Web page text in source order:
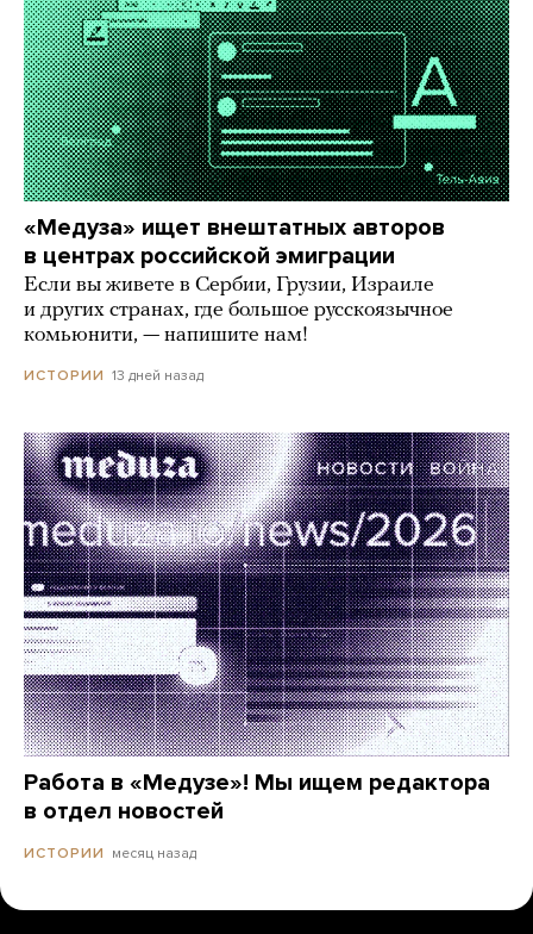
«Медуза» ищет внештатных авторов
в центрах российской эмиграции
Если вы живете в Сербии, Грузии, Израиле
и других странах, где большое русскоязычное
комьюнити, — напишите нам!
ИСТОРИИ 13 дней назад
Работа в «Медузе»! Мы ищем редактора
в отдел новостей
ИСТОРИИ месяц назад